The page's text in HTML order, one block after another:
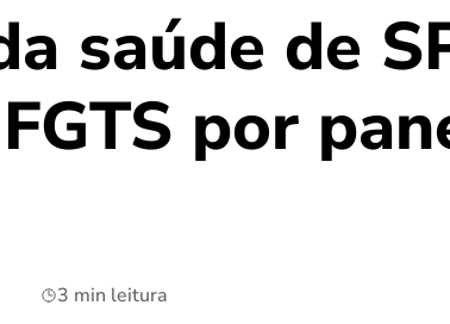
saúde de
por
3 min leitura